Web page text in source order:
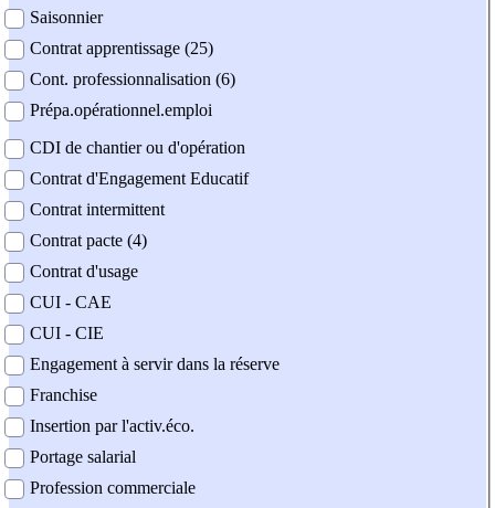
Saisonnier
Contrat apprentissage (25)
Cont. professionnalisation (6)
Prépa.opérationnel.emploi
CDI de chantier ou d'opération
Contrat d'Engagement Educatif
Contrat intermittent
Contrat pacte (4)
Contrat d'usage
CUI - CAE
CUI - CIE
Engagement à servir dans la réserve
Franchise
Insertion par l'activ.éco.
Portage salarial
Profession commerciale